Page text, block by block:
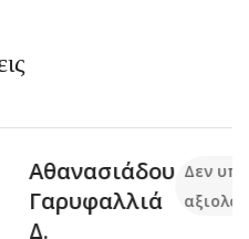
Αθανασιάδου
Γαρυφαλλιά
Δεν
αξιολογήσεις